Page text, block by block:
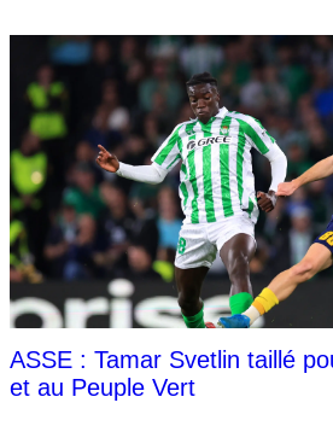
ASSE : Tamar Svetlin taillé
et au Peuple Vert